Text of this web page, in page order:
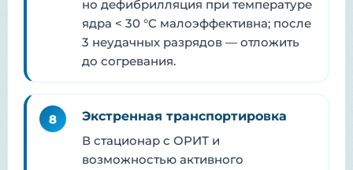
но дефибрилляция при температуре
ядра < 30 °C малоэффективна; после
3 неудачных разрядов — отложить
до согревания.
8
Экстренная транспортировка
В стационар с ОРИТ и
возможностью активного